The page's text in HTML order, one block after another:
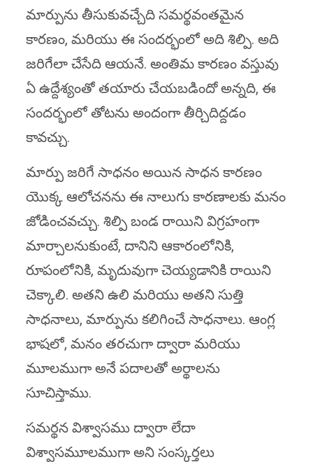
మార్పును తీసుకువచ్చేది సమర్థవంతమైన
కారణం, మరియు ఈ సందర్భంలో అది శిల్పి. అది
జరిగేలా చేసేది ఆయనే. అంతిమ కారణం వస్తువు
ఏ ఉద్దేశ్యంతో తయారు చేయబడిందో అన్నది, ఈ
సందర్భంలో తోటను అందంగా తీర్చిదిద్దడం
కావచ్చు.
మార్పు జరిగే సాధనం అయిన సాధన కారణం
యొక్క ఆలోచనను ఈ నాలుగు కారణాలకు మనం
జోడించవచ్చు. శిల్పి బండ రాయిని విగ్రహంగా
మార్చాలనుకుంటే, దానిని ఆకారంలోనికి,
రూపంలోనికి, మృదువుగా చెయ్యడానికి రాయిని
చెక్కాలి. అతని ఉలి మరియు అతని సుత్తి
సాధనాలు, మార్పును కలిగించే సాధనాలు. ఆంగ్ల
భాషలో, మనం తరచుగా ద్వారా మరియు
మూలముగా అనే పదాలతో అర్థాలను
సూచిస్తాము.
సమర్థన విశ్వాసము ద్వారా లేదా
విశ్వాసమూలముగా అని సంస్కర్తలు